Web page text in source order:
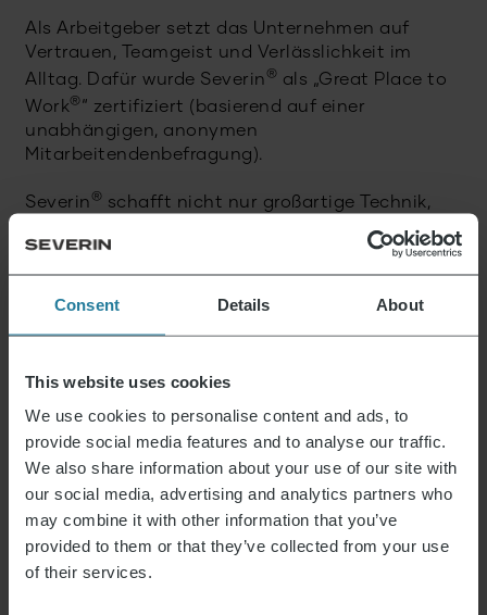
Consent Details About
This website uses cookies
We use cookies to personalise content and ads, to
provide social media features and to analyse our traffic.
We also share information about your use of our site with
our social media, advertising and analytics partners who
may combine it with other information that you’ve
provided to them or that they’ve collected from your use
of their services.
Als Arbeitgeber setzt das Unternehmen auf
Vertrauen, Teamgeist und Verlässlichkeit im
Alltag. Dafür wurde Severin® als „Great Place to
Work®“ zertifiziert (basierend auf einer
unabhängigen, anonymen
Mitarbeitendenbefragung).
Severin® schafft nicht nur großartige Technik,
sondern Erlebnisse, die bleiben. Und legt dabei
seit jeher Wert auf zuverlässige Qualität. Auf
hochwertige Produkte. Auf besten Service. Auf
Nachhaltigkeit.
Pressekontakt
Julian Jannsen
+49 175 4500 554
severin@achtung.de
Lara Wälter